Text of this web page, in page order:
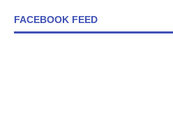
FACEBOOK FEED